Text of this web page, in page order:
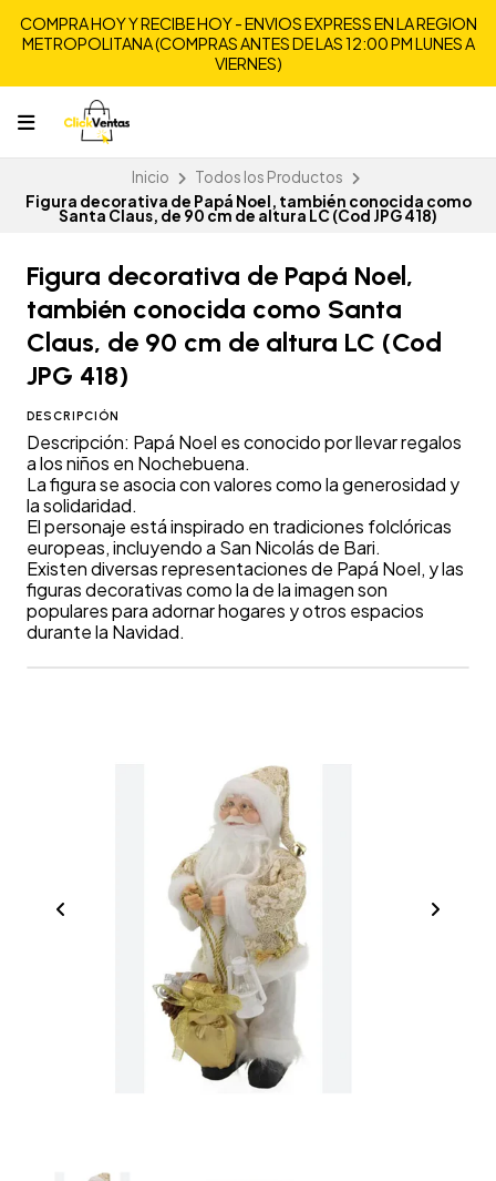
COMPRA HOY Y RECIBE HOY - ENVIOS EXPRESS EN LA REGION
METROPOLITANA (COMPRAS ANTES DE LAS 12:00 PM LUNES A
VIERNES)
Inicio
Todos los Productos
Figura decorativa de Papá Noel, también conocida como
Santa Claus, de 90 cm de altura LC (Cod JPG 418)
Figura decorativa de Papá Noel,
también conocida como Santa
Claus, de 90 cm de altura LC (Cod
JPG 418)
DESCRIPCIÓN
Descripción: Papá Noel es conocido por llevar regalos
a los niños en Nochebuena.
La figura se asocia con valores como la generosidad y
la solidaridad.
El personaje está inspirado en tradiciones folclóricas
europeas, incluyendo a San Nicolás de Bari.
Existen diversas representaciones de Papá Noel, y las
figuras decorativas como la de la imagen son
populares para adornar hogares y otros espacios
durante la Navidad.